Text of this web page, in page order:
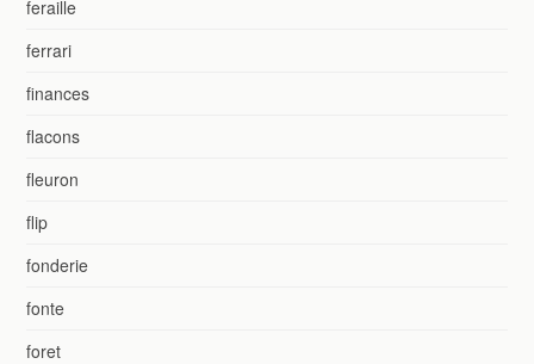
feraille
ferrari
finances
flacons
fleuron
flip
fonderie
fonte
foret